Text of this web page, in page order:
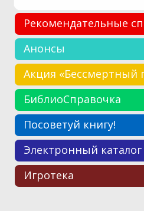
Рекомендательные
Анонсы
Акция «Бессмертный
БиблиоСправочка
Посоветуй книгу!
Электронный каталог
Игротека